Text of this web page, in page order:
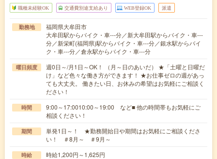
職種未経験OK 交通費別途支給あり WEB登録OK 派遣
勤務地
福岡県大牟田市
大牟田駅からバイク・車---分／新大牟田駅からバイク・車---
分／新栄町(福岡県)駅からバイク・車---分／銀水駅からバイ
ク・車---分／倉永駅からバイク・車---分
曜日頻度
週0日～/月1日～OK！ （月～日のあいだ） ★「土曜と日曜だ
け」など色々な働き方ができます！ ★お仕事ゼロの週があっ
ても大丈夫。 働きたい日、お休みの希望はお気軽にご相談く
ださい！
時間
9:00～17:0010:00～19:00 など■ 他の時間帯もお気軽にご
相談ください！
期間
単発1日～！ ★勤務開始日や期間はお気軽にご相談くださ
い！ ＃8月～ ＃9月～
時給 時給1,200円～1,625円